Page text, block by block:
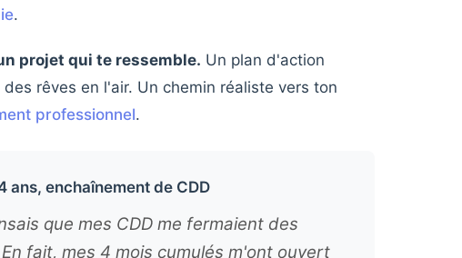
.
projet qui te ressemble. Un plan d'action
des rêves en l'air. Un chemin réaliste vers ton
professionnel.
ans, enchaînement de CDD
que mes CDD me fermaient des
fait, mes 4 mois cumulés m'ont ouvert